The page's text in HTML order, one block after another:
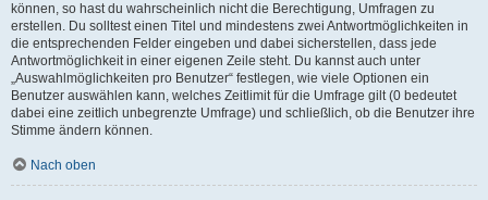
können, so hast du wahrscheinlich nicht die Berechtigung, Umfragen zu
erstellen. Du solltest einen Titel und mindestens zwei Antwortmöglichkeiten in
die entsprechenden Felder eingeben und dabei sicherstellen, dass jede
Antwortmöglichkeit in einer eigenen Zeile steht. Du kannst auch unter
„Auswahlmöglichkeiten pro Benutzer“ festlegen, wie viele Optionen ein
Benutzer auswählen kann, welches Zeitlimit für die Umfrage gilt (0 bedeutet
dabei eine zeitlich unbegrenzte Umfrage) und schließlich, ob die Benutzer ihre
Stimme ändern können.
Nach oben